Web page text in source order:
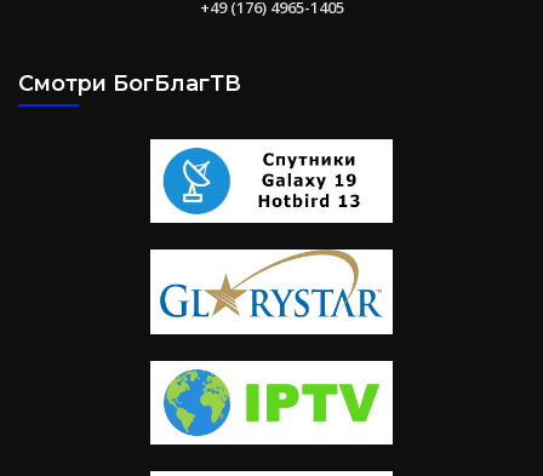
+49 (176) 4965-1405
Смотри БогБлагТВ